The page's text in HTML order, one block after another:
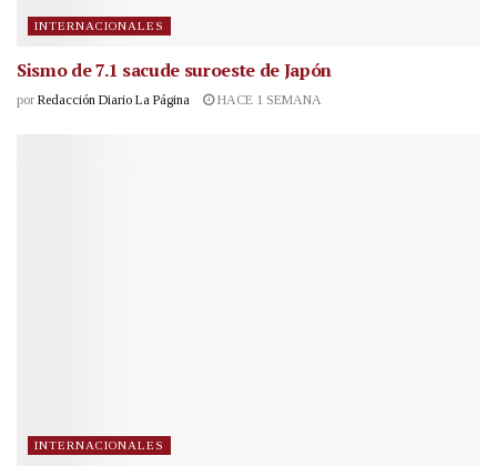
INTERNACIONALES
Sismo de 7.1 sacude suroeste de Japón
por Redacción Diario La Página HACE 1 SEMANA
INTERNACIONALES